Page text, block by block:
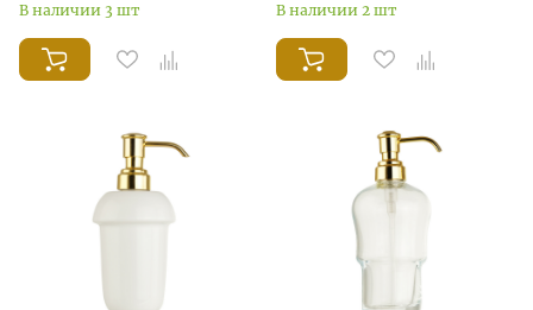
В наличии 3 шт В наличии 2 шт